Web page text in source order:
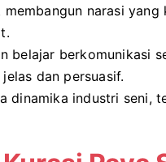
narasi
belajar berkomunikasi
dan persuasif.
dinamika industri seni,